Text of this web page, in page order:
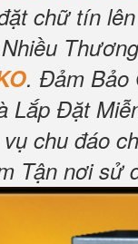
chữ tín
. Đảm Bảo
Lắp Đặt
chu đáo
Tận nơi